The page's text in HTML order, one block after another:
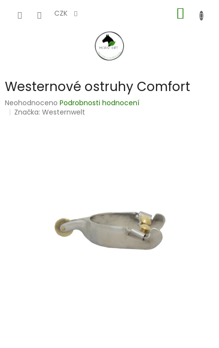
CZK
KOŠÍK
Westernové ostruhy Comfort
Průměrné
hodnocení
Neohodnoceno Podrobnosti hodnocení
Značka:Westernwelt